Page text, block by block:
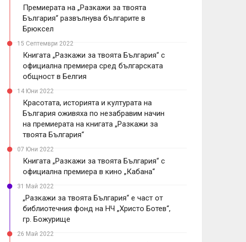
Премиерата на „Разкажи за твоята
България“ развълнува българите в
Брюксел
15 Септември 2022
Книгата „Разкажи за твоята България“ с
официална премиера сред българската
общност в Белгия
14 Юни 2022
Красотата, историята и културата на
България оживяха по незабравим начин
на премиерата на книгата „Разкажи за
твоята България“
07 Юни 2022
Книгата „Разкажи за твоята България“ с
официална премиера в кино „Кабана“
31 Май 2022
„Разкажи за твоята България“ е част от
библиотечния фонд на НЧ „Христо Ботев“,
гр. Божурище
26 Май 2022